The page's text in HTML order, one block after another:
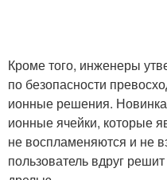
Кроме того, инженеры
по безопасности
ионные решения.
ионные ячейки, которые
не воспламеняются и не
пользователь вдруг